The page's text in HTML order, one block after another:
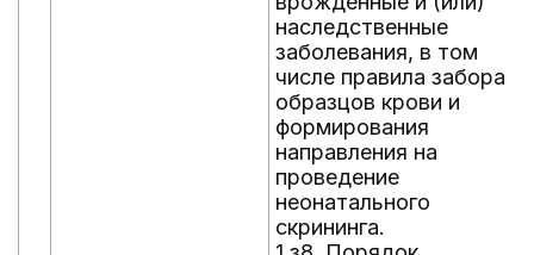
наследственные
заболевания, в том
числе правила забора
образцов крови и
формирования
направления на
проведение
неонатального
скрининга.